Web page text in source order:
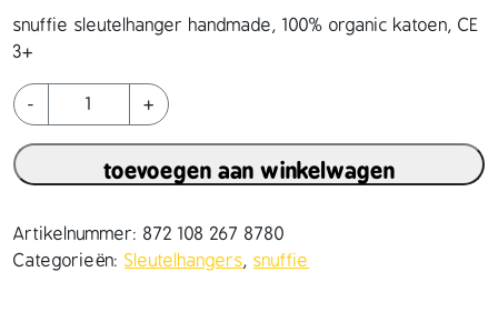
snuffie sleutelhanger handmade, 100% organic katoen, CE
3+
-
s
n
u
f
i
e
+
toevoegen aan winkelwagen
Artikelnummer: 872 108 267 8780
Categorieën: Sleutelhangers, snuffie